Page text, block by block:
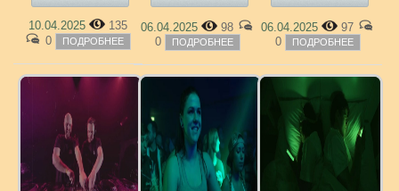
10.04.2025
135
0
ПОДРОБНЕЕ
06.04.2025
98
0
ПОДРОБНЕЕ
06.04.2025
97
0
ПОДРОБНЕЕ